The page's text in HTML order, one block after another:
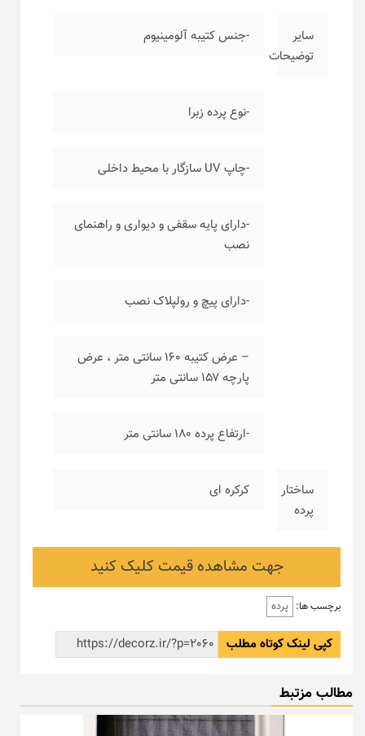
سایر
توضیحات
-جنس کتیبه آلومینیوم
-نوع پرده زبرا
-چاپ UV سازگار با محیط داخلی
-دارای پایه سقفی و دیواری و راهنمای
نصب
-دارای پیچ و رولپلاک نصب
– عرض کتیبه ۱۶۰ سانتی متر ، عرض
پارچه ۱۵۷ سانتی متر
-ارتفاع پرده ۱۸۰ سانتی متر
ساختار
پرده
کرکره ای
جهت مشاهده قیمت کلیک کنید
برچسب ها: پرده
کپی لینک کوتاه مطلب
مطالب مزتبط